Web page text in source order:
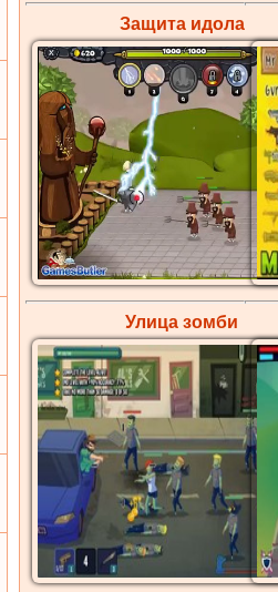
Защита идола
Улица зомби